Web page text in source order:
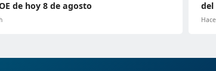
de hoy 8 de agosto
del